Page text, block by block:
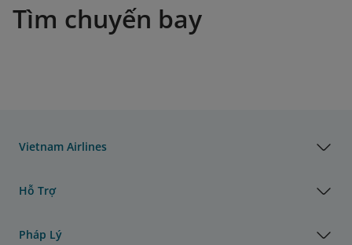
Tìm chuyến bay
Vietnam Airlines
Hỗ Trợ
Pháp Lý